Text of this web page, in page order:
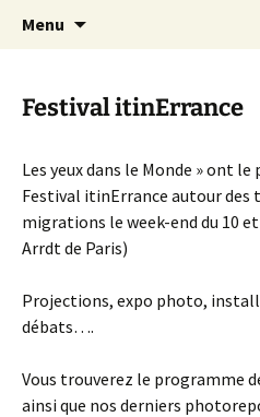
Canal Marches
Menu
Festival itinErrance
Les yeux dans le Monde » ont
Festival itinErrance autour des
migrations le week-end du 10
Arrdt de Paris)
Projections, expo photo,
débats….
Vous trouverez le programme
ainsi que nos derniers